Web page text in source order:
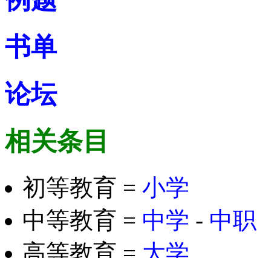
书单
论坛
相关条目
初等教育 = 小学
中等教育 = 中学 - 中职
高等教育 = 大学